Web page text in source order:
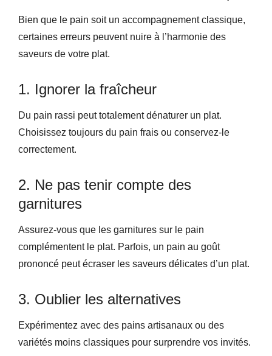
Bien que le pain soit un accompagnement classique,
certaines erreurs peuvent nuire à l’harmonie des
saveurs de votre plat.
1. Ignorer la fraîcheur
Du pain rassi peut totalement dénaturer un plat.
Choisissez toujours du pain frais ou conservez-le
correctement.
2. Ne pas tenir compte des
garnitures
Assurez-vous que les garnitures sur le pain
complémentent le plat. Parfois, un pain au goût
prononcé peut écraser les saveurs délicates d’un plat.
3. Oublier les alternatives
Expérimentez avec des pains artisanaux ou des
variétés moins classiques pour surprendre vos invités.